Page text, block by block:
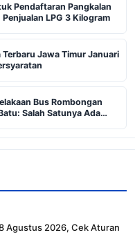
Pendaftaran Pangkalan
LPG 3 Kilogram
Terbaru Jawa Timur Januari
Bus Rombongan
Salah Satunya Ada
Agustus 2026, Cek Aturan